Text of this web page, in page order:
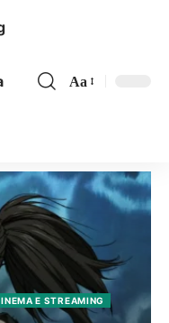
Aa
E STREAMING